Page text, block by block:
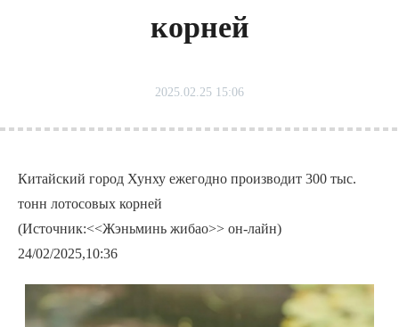
корней
2025.02.25 15:06
Китайский город Хунху ежегодно производит 300 тыс.
тонн лотосовых корней
(Источник:<<Жэньминь жибао>> он-лайн)
24/02/2025,10:36